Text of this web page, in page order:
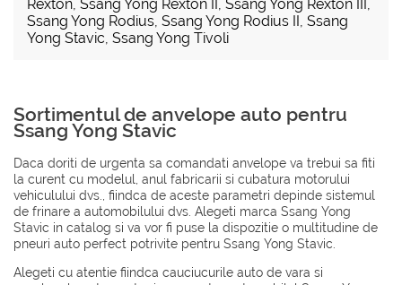
Rexton, Ssang Yong Rexton II, Ssang Yong Rexton III,
Ssang Yong Rodius, Ssang Yong Rodius II, Ssang
Yong Stavic, Ssang Yong Tivoli
Sortimentul de anvelope auto pentru
Ssang Yong Stavic
Daca doriti de urgenta sa comandati anvelope va trebui sa fiti
la curent cu modelul, anul fabricarii si cubatura motorului
vehiculului dvs., fiindca de aceste parametri depinde sistemul
de frinare a automobilului dvs. Alegeti marca Ssang Yong
Stavic in catalog si va vor fi puse la dispozitie o multitudine de
pneuri auto perfect potrivite pentru Ssang Yong Stavic.
Alegeti cu atentie fiindca cauciucurile auto de vara si